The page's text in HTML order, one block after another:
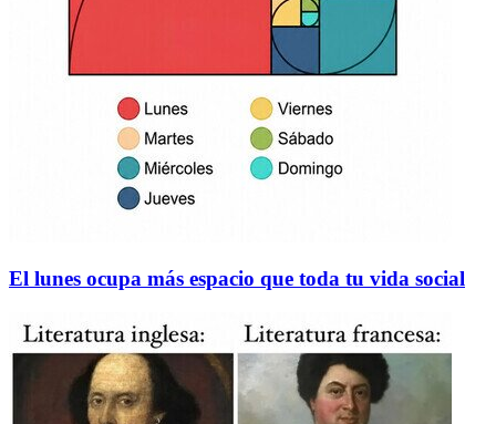
El lunes ocupa más espacio que toda tu vida social